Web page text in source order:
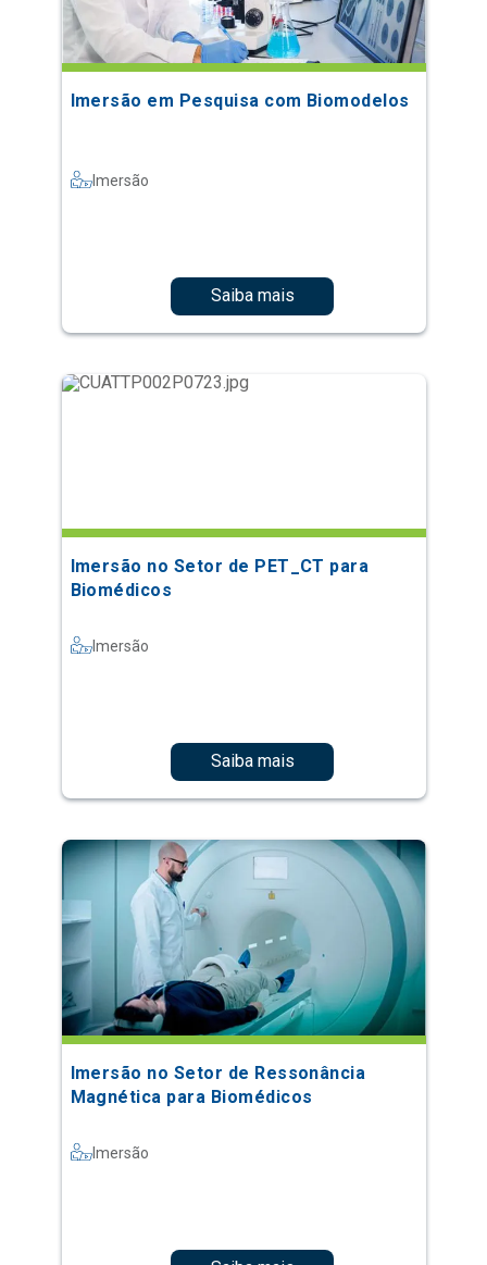
Imersão em Pesquisa com Biomodelos
Imersão
Saiba mais
Imersão no Setor de PET_CT para
Biomédicos
Imersão
Saiba mais
Imersão no Setor de Ressonância
Magnética para Biomédicos
Imersão